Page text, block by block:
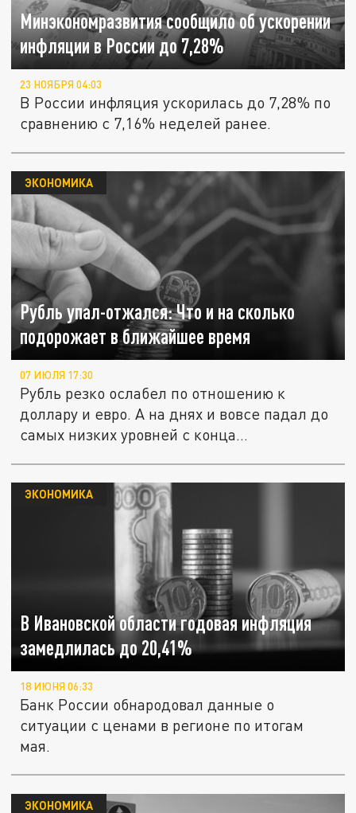
Минэкономразвития сообщило об ускорении
инфляции в России до 7,28%
23 НОЯБРЯ 04:03
В России инфляция ускорилась до 7,28% по
сравнению с 7,16% неделей ранее.
Рубль упал-отжался: Что и на сколько
подорожает в ближайшее время
ЭКОНОМИКА
07 ИЮЛЯ 17:30
Рубль резко ослабел по отношению к
доллару и евро. А на днях и вовсе падал до
самых низких уровней с конца...
В Ивановской области годовая инфляция
замедлилась до 20,41%
ЭКОНОМИКА
18 ИЮНЯ 06:33
Банк России обнародовал данные о
ситуации с ценами в регионе по итогам
мая.
ЭКОНОМИКА